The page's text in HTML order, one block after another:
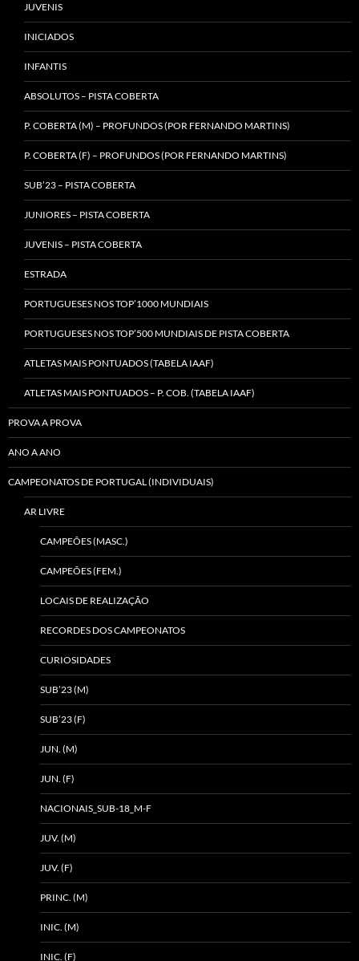
JUVENIS
INICIADOS
INFANTIS
ABSOLUTOS – PISTA COBERTA
P. COBERTA (M) – PROFUNDOS (POR FERNANDO MARTINS)
P. COBERTA (F) – PROFUNDOS (POR FERNANDO MARTINS)
SUB’23 – PISTA COBERTA
JUNIORES – PISTA COBERTA
JUVENIS – PISTA COBERTA
ESTRADA
PORTUGUESES NOS TOP’1000 MUNDIAIS
PORTUGUESES NOS TOP’500 MUNDIAIS DE PISTA COBERTA
ATLETAS MAIS PONTUADOS (TABELA IAAF)
ATLETAS MAIS PONTUADOS – P. COB. (TABELA IAAF)
PROVA A PROVA
ANO A ANO
CAMPEONATOS DE PORTUGAL (INDIVIDUAIS)
AR LIVRE
CAMPEÕES (MASC.)
CAMPEÕES (FEM.)
LOCAIS DE REALIZAÇÃO
RECORDES DOS CAMPEONATOS
CURIOSIDADES
SUB’23 (M)
SUB’23 (F)
JUN. (M)
JUN. (F)
NACIONAIS_SUB-18_M-F
JUV. (M)
JUV. (F)
PRINC. (M)
INIC. (M)
INIC. (F)